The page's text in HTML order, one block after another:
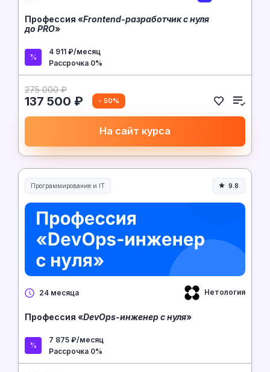
Профессия «Frontend-разработчик с нуля
до PRO»
4 911 ₽/месяц
Рассрочка 0%
275 000 ₽
137 500 ₽ - 50%
На сайт курса
Программирование и IT 9.8
24 месяца Нетология
Профессия «DevOps-инженер с нуля»
7 875 ₽/месяц
Рассрочка 0%